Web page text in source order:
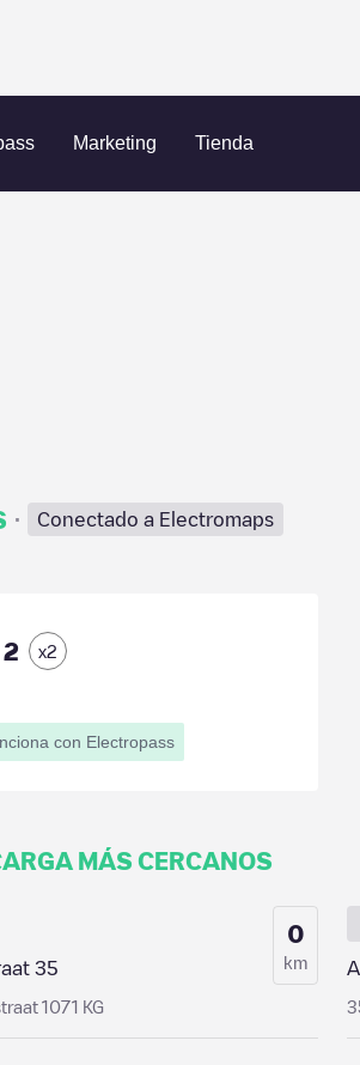
Marketing Tienda
· Conectado a Electromaps
2 x2
con Electropass
MÁS CERCANOS
35
1071 KG
0
km